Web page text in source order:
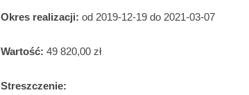
Okres realizacji: od 2019-12-19 do 2021-03-07
Wartość: 49 820,00 zł
Streszczenie: